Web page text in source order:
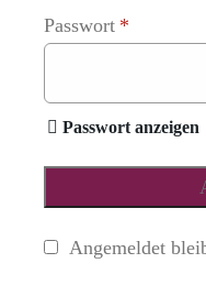
Passwort *
Passwort anzeigen
Angemeldet